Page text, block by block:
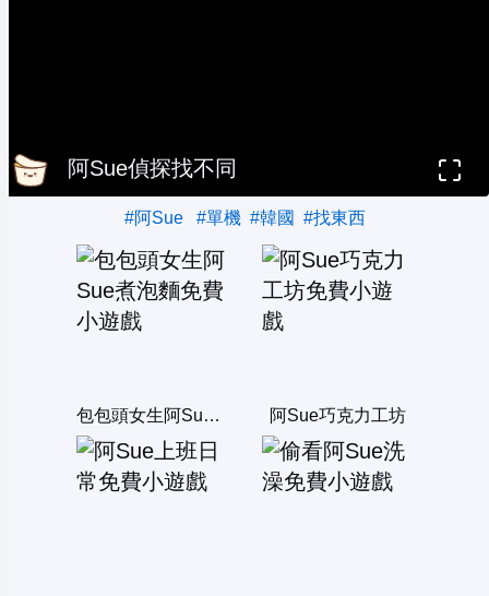
阿Sue偵探找不同
#阿Sue #單機 #韓國 #找東西
包包頭女生阿Sue煮泡麵 阿Sue巧克力工坊